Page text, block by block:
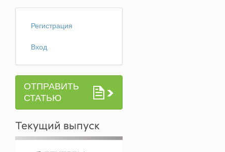
Регистрация
Вход
ОТПРАВИТЬ
СТАТЬЮ
Текущий выпуск